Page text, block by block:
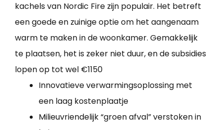
kachels van Nordic Fire zijn populair. Het betreft
een goede en zuinige optie om het aangenaam
warm te maken in de woonkamer. Gemakkelijk
te plaatsen, het is zeker niet duur, en de subsidies
lopen op tot wel €1150
Innovatieve verwarmingsoplossing met
een laag kostenplaatje
Milieuvriendelijk “groen afval” verstoken in